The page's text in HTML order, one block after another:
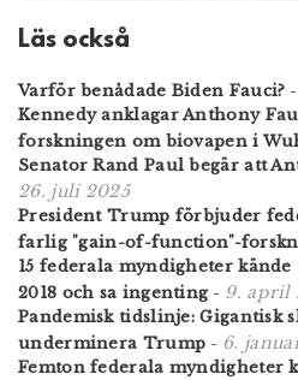
Läs också
Varför benådade Biden Fauci? -
Kennedy anklagar Anthony
forskningen om biovapen i
Senator Rand Paul begär att
26. juli 2025
President Trump förbjuder
farlig "gain-of-function"-
15 federala myndigheter
2018 och sa ingenting- 9. april
Pandemisk tidslinje: Gigantisk
underminera Trump - 6.
Femton federala myndigheter